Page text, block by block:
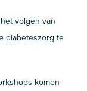
volgen van
diabeteszorg te
komen